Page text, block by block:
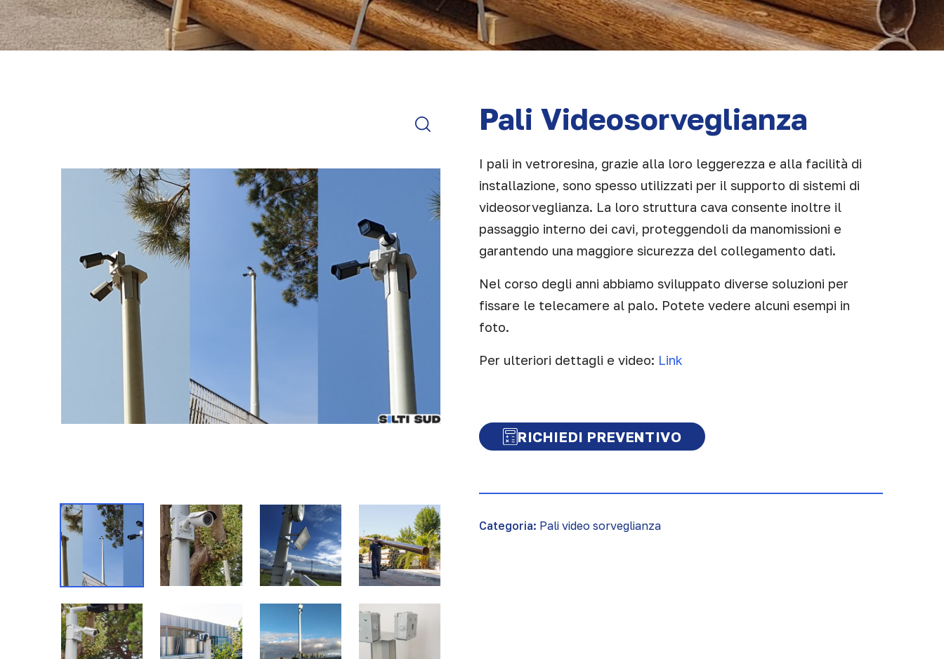
Pali Videosorveglianza
I pali in vetroresina, grazie alla loro leggerezza e alla facilità di
installazione, sono spesso utilizzati per il supporto di sistemi di
videosorveglianza. La loro struttura cava consente inoltre il
passaggio interno dei cavi, proteggendoli da manomissioni e
garantendo una maggiore sicurezza del collegamento dati.
Nel corso degli anni abbiamo sviluppato diverse soluzioni per
fissare le telecamere al palo. Potete vedere alcuni esempi in
foto.
Per ulteriori dettagli e video: Link
RICHIEDI PREVENTIVO
Categoria: Pali video sorveglianza